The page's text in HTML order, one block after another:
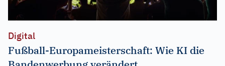
Digital
Fußball-Europameisterschaft: Wie KI die